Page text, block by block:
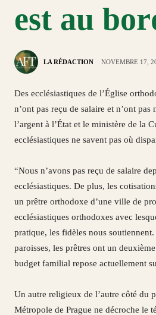
est au
LA RÉDACTION NOVEMBRE 17,
Des ecclésiastiques de l’Église
n’ont pas reçu de salaire et n’ont
l’argent à l’État et le ministère de la
ecclésiastiques ne savent pas où
“Nous n’avons pas reçu de salaire
ecclésiastiques. De plus, les
un prêtre orthodoxe d’une ville de
ecclésiastiques orthodoxes avec
pratique, les fidèles nous
paroisses, les prêtres ont un
budget familial repose actuellement
Un autre religieux de l’autre côté du
Métropole de Prague ne décroche le